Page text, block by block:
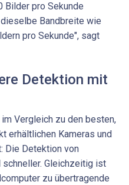
Bilder pro Sekunde
Bandbreite wie
pro Sekunde", sagt
Detektion mit
Vergleich zu den besten,
erhältlichen Kameras und
Die Detektion von
Gleichzeitig ist
zu übertragende